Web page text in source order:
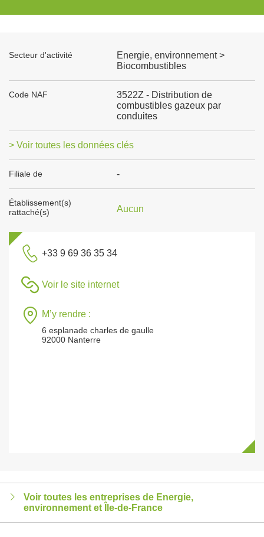
Secteur d'activité
Energie, environnement >
Biocombustibles
Code NAF
3522Z - Distribution de
combustibles gazeux par
conduites
> Voir toutes les données clés
Filiale de -
Établissement(s)
rattaché(s)
Aucun
+33 9 69 36 35 34
Voir le site internet
M’y rendre :
6 esplanade charles de gaulle
92000 Nanterre
Voir toutes les entreprises de Energie,
environnement et Île-de-France